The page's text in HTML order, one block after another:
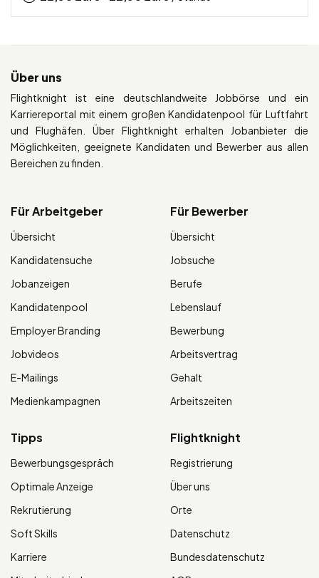
Über uns
Flightknight ist eine deutschlandweite Jobbörse und ein
Karriereportal mit einem großen Kandidatenpool für Luftfahrt
und Flughäfen. Über Flightknight erhalten Jobanbieter die
Möglichkeiten, geeignete Kandidaten und Bewerber aus allen
Bereichen zu finden.
Für Arbeitgeber
Übersicht
Kandidatensuche
Jobanzeigen
Kandidatenpool
Employer Branding
Jobvideos
E-Mailings
Medienkampagnen
Für Bewerber
Übersicht
Jobsuche
Berufe
Lebenslauf
Bewerbung
Arbeitsvertrag
Gehalt
Arbeitszeiten
Tipps
Bewerbungsgespräch
Optimale Anzeige
Rekrutierung
Soft Skills
Karriere
Flightknight
Registrierung
Über uns
Orte
Datenschutz
Bundesdatenschutz